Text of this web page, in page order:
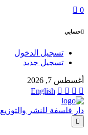
0
حسابي
تسجيل الدخول
تسجيل جديد
أغسطس 7, 2026
English
دار فلسفة للنشر والتوزيع